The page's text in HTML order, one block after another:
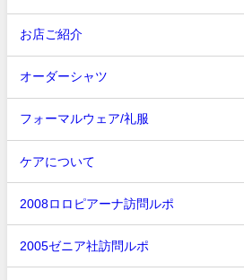
お店ご紹介
オーダーシャツ
フォーマルウェア/礼服
ケアについて
2008ロロピアーナ訪問ルポ
2005ゼニア社訪問ルポ